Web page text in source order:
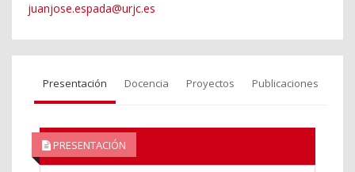
juanjose.espada@urjc.es
Presentación Docencia Proyectos Publicaciones
PRESENTACIÓN